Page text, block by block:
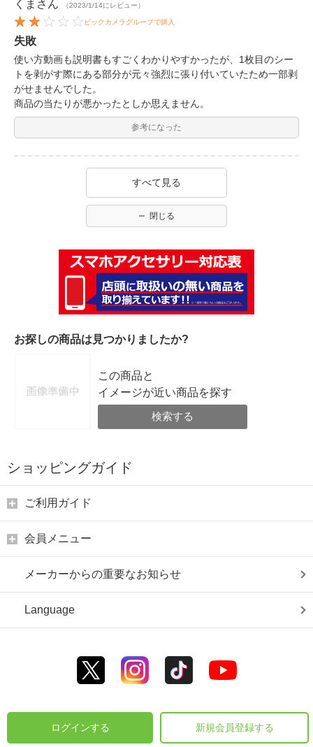
くま さん （2023/1/14にレビュー）
ビックカメラグループで購入
失敗
使い方動画も説明書もすごくわかりやすかったが、1枚目のシー
トを剥がす際にある部分が元々強烈に張り付いていたため一部剥
がせませんでした。
商品の当たりが悪かったとしか思えません。
参考になった
すべて見る
閉じる
お探しの商品は見つかりましたか?
この商品と
イメージが近い商品を探す
検索する
ショッピングガイド
ご利用ガイド
会員メニュー
メーカーからの重要なお知らせ
Language
ログインする 新規会員登録する